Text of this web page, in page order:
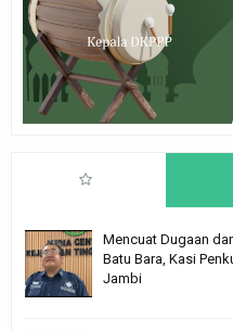
Mencuat Dugaan
Batu Bara, Kasi
Jambi